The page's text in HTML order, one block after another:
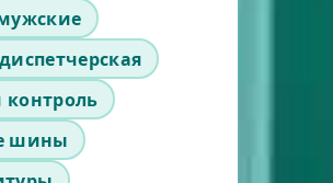
шины